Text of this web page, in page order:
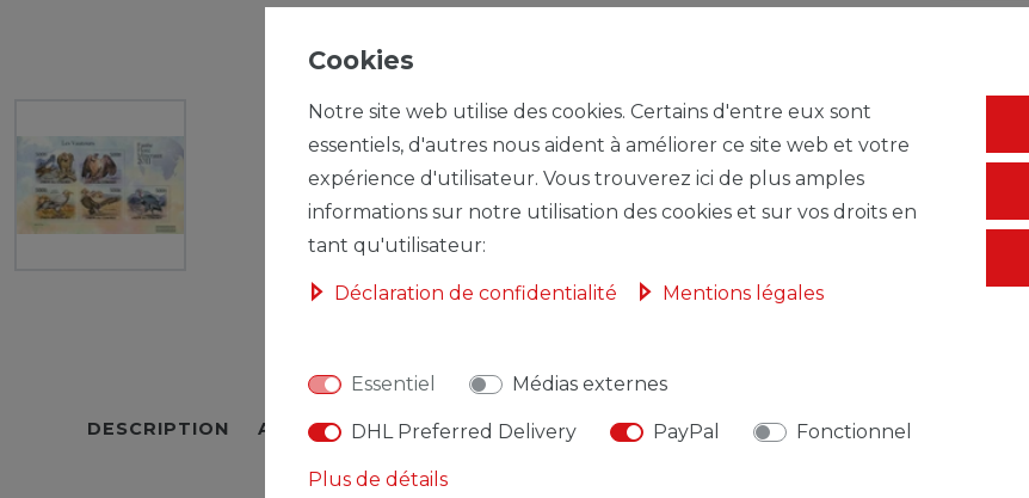
DESCRIPTION AUTRES DÉTAILS RESPONSABLE DE L'UE FABRICANT
Cookies
Notre site web utilise des cookies. Certains d'entre eux sont
essentiels, d'autres nous aident à améliorer ce site web et votre
expérience d'utilisateur. Vous trouverez ici de plus amples
informations sur notre utilisation des cookies et sur vos droits en
tant qu'utilisateur:
Déclaration de confidentialité Mentions légales
Essentiel Médias externes
DHL Preferred Delivery PayPal Fonctionnel
Plus de détails